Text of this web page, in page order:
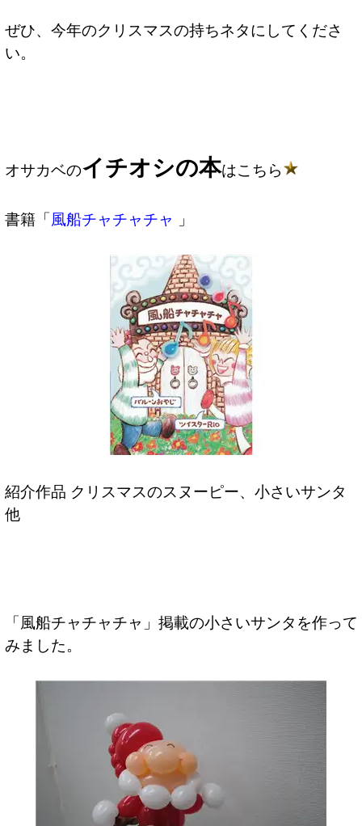
ぜひ、今年のクリスマスの持ちネタにしてくださ
い。
オサカベのイチオシの本はこちら
書籍「風船チャチャチャ 」
紹介作品 クリスマスのスヌーピー、小さいサンタ
他
「風船チャチャチャ」掲載の小さいサンタを作って
みました。